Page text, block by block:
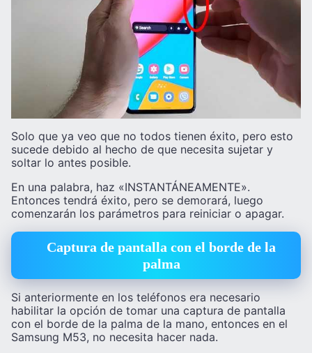
Solo que ya veo que no todos tienen éxito, pero esto
sucede debido al hecho de que necesita sujetar y
soltar lo antes posible.
En una palabra, haz «INSTANTÁNEAMENTE».
Entonces tendrá éxito, pero se demorará, luego
comenzarán los parámetros para reiniciar o apagar.
Captura de pantalla con el borde de la
palma
Si anteriormente en los teléfonos era necesario
habilitar la opción de tomar una captura de pantalla
con el borde de la palma de la mano, entonces en el
Samsung M53, no necesita hacer nada.